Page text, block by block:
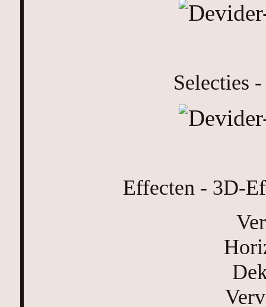
Selecties
Effecten - 3D-